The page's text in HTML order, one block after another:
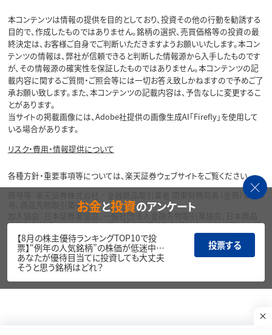
本コンテンツは情報の提供を目的としており、投資その他の行動を勧誘する
目的で、作成したものではありません。銘柄の選択、売買価格等の投資の最
終決定は、お客様ご自身でご判断いただきますようお願いいたします。本コン
テンツの情報は、弊社が信頼できると判断した情報源から入手したものです
が、その情報源の確実性を保証したものではありません。本コンテンツの記
載内容に関するご質問・ご照会等には一切お答え致しかねますので予めご了
承お願い致します。また、本コンテンツの記載内容は、予告なしに変更するこ
とがあります。
当サイトの掲載画像には、Adobe社提供の画像生成AI「Firefly」を使用して
いる場合があります。
リスク・費用・情報提供について
各種方針・重要事項等については、楽天証券ウェブサイトをご覧ください。
商号等：楽天証券株式会社／金融商品取引業者 関東財務局長（金商）第195
号、商品先物取引業者
加入協会：日本証券業協会、一般社団法人金融先物取引業協会、日本商品
先物取引協会、一般社団法人第二種金融商品取引業協会、一般社団法人資
産運用業協会
Copyright©
1999-2026 Rakuten Securities, Inc. All
お金と投資のアンケート
【8月の株主優待ランキングTOP10で投
票】“例年の人気銘柄”の株価が低迷中…
あなたが優待目当てに投資しても大丈夫
そうと思う銘柄はどれ？
投票する